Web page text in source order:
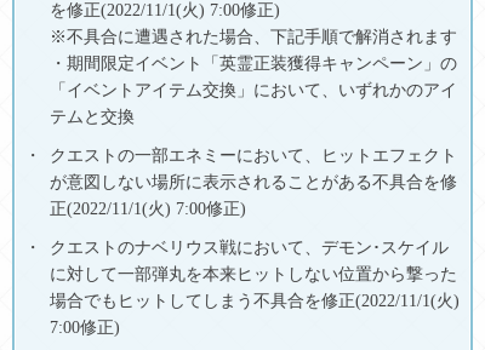
を修正(2022/11/1(火) 7:00修正)
※不具合に遭遇された場合、下記手順で解消されます
・期間限定イベント「英霊正装獲得キャンペーン」の
「イベントアイテム交換」において、いずれかのアイ
テムと交換
クエストの一部エネミーにおいて、ヒットエフェクト
が意図しない場所に表示されることがある不具合を修
正(2022/11/1(火) 7:00修正)
クエストのナベリウス戦において、デモン･スケイル
に対して一部弾丸を本来ヒットしない位置から撃った
場合でもヒットしてしまう不具合を修正(2022/11/1(火)
7:00修正)